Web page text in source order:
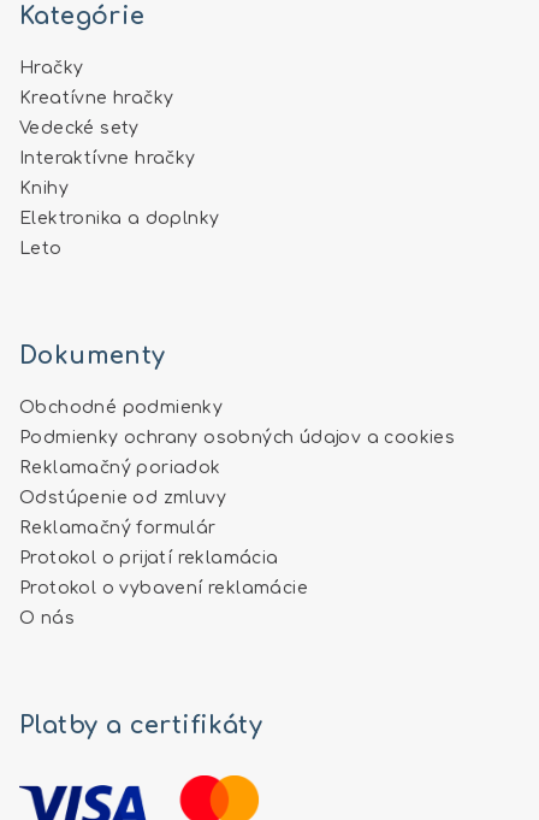
Kategórie
Hračky
Kreatívne hračky
Vedecké sety
Interaktívne hračky
Knihy
Elektronika a doplnky
Leto
Dokumenty
Obchodné podmienky
Podmienky ochrany osobných údajov a cookies
Reklamačný poriadok
Odstúpenie od zmluvy
Reklamačný formulár
Protokol o prijatí reklamácia
Protokol o vybavení reklamácie
O nás
Platby a certifikáty